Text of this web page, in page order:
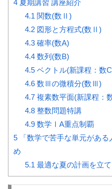
4 夏期講習 講座紹介
4.1 関数(数Ⅱ)
4.2図形と方程式(数Ⅱ)
4.3確率(数A)
4.4数列(数B)
4.5ベクトル(新課程：数
4.6数Ⅲの微積分(数Ⅲ)
4.7複素数平面(新課程：
4.8整数問題特講
4.9数学ⅠA重点制覇
5 「数学で苦手な単元があ
め
5.1 最適な夏の計画を立